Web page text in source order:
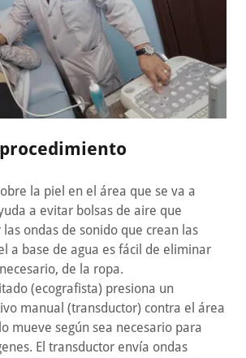
la piel en el área que se va a
a evitar bolsas de aire que
ondas de sonido que crean las
a base de agua es fácil de eliminar
de la ropa.
(ecografista) presiona un
manual (transductor) contra el área
mueve según sea necesario para
El transductor envía ondas